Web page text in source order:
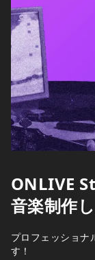
ONLIVE
音楽制作
プロフェッショナ
す！